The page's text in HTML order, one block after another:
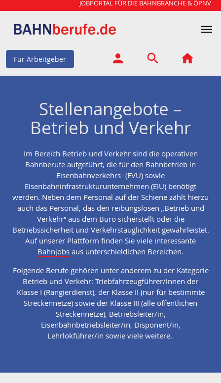
JOBPORTAL FÜR DIE BAHNBRANCHE & ÖPNV
Für Arbeitgeber
Stellenangebote –
Betrieb und Verkehr
Im Bereich Betrieb und Verkehr sind die operativen
Bahnberufe aufgeführt, die für den Bahnbetrieb in
Eisenbahnverkehrs- (EVU) sowie
Eisenbahninfrastrukturunternehmen (EIU) benötigt
werden. Neben dem Personal auf der Schiene zählt hierzu
auch das Personal, das den reibungslosen „Betrieb und
Verkehr“ aus dem Büro sicherstellt oder die
Betriebssicherheit und Verkehrstauglichkeit gewährleistet.
Auf unserer Plattform finden Sie viele interessante
Bahnjobs aus unterschieldichen Bereichen.
Folgende Berufe gehören unter anderem zu der Kategorie
Betrieb und Verkehr: Triebfahrzeugführer/innen der
Klasse I (Rangierdienst), der Klasse II (nur für bestimmte
Streckennetze) sowie der Klasse III (alle öffentlichen
Streckennetze), Betriebsleiter/in,
Eisenbahnbetriebsleiter/in, Disponent/in,
Lehrlokführer/in sowie viele weitere.